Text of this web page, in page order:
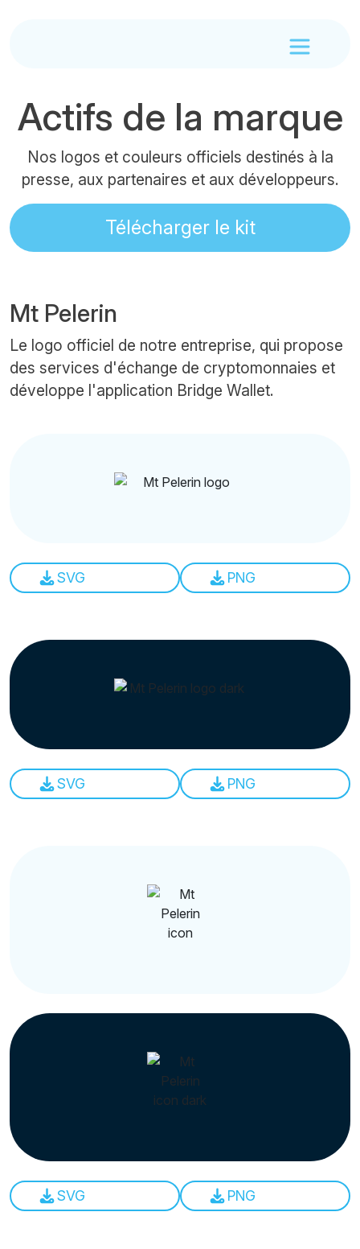
Actifs de la marque
Nos logos et couleurs officiels destinés à la
presse, aux partenaires et aux développeurs.
Télécharger le kit
Mt Pelerin
Le logo officiel de notre entreprise, qui propose
des services d'échange de cryptomonnaies et
développe l'application Bridge Wallet.
SVG PNG
SVG PNG
SVG PNG